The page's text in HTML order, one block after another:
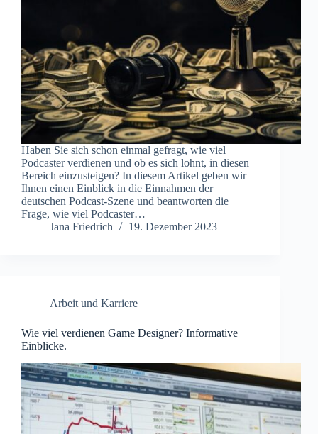
Haben Sie sich schon einmal gefragt, wie viel
Podcaster verdienen und ob es sich lohnt, in diesen
Bereich einzusteigen? In diesem Artikel geben wir
Ihnen einen Einblick in die Einnahmen der
deutschen Podcast-Szene und beantworten die
Frage, wie viel Podcaster…
Jana Friedrich
19. Dezember 2023
Arbeit und Karriere
Wie viel verdienen Game Designer? Informative
Einblicke.